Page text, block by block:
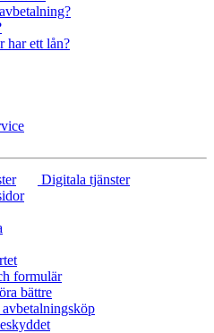
har ett lån?
Digitala tjänster
formulär
bättre